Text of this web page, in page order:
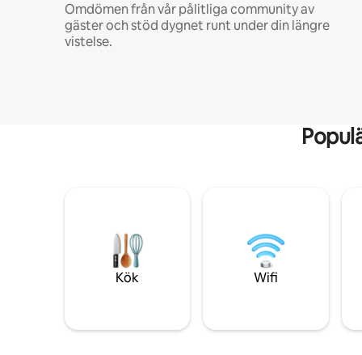
Omdömen från vår pålitliga community av
gäster och stöd dygnet runt under din längre
vistelse.
Kök Wifi